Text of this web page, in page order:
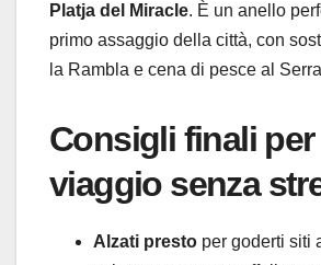
Platja del Miracle. È un anello
primo assaggio della città, con
la Rambla e cena di pesce al
Consigli finali
viaggio senza
Alzati presto per goderti siti